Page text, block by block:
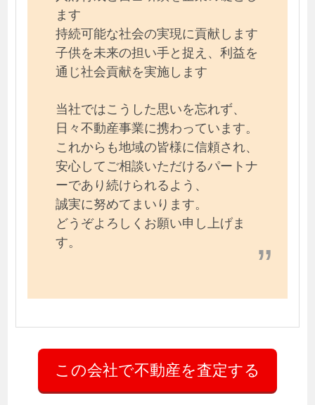
ます
持続可能な社会の実現に貢献します
子供を未来の担い手と捉え、利益を
通じ社会貢献を実施します
当社ではこうした思いを忘れず、
日々不動産事業に携わっています。
これからも地域の皆様に信頼され、
安心してご相談いただけるパートナ
ーであり続けられるよう、
誠実に努めてまいります。
どうぞよろしくお願い申し上げま
す。